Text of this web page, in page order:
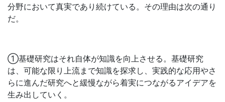
分野において真実であり続けている。その理由は次の通り
だ。
①基礎研究はそれ自体が知識を向上させる。基礎研究
は、可能な限り上流まで知識を探求し、実践的な応用やさ
らに進んだ研究へと緩慢ながら着実につながるアイデアを
生み出していく。